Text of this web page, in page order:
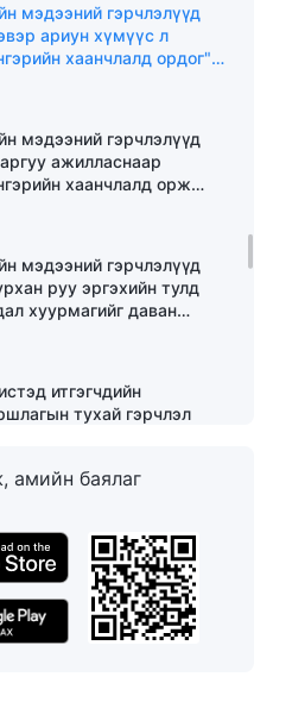
мэдээний гэрчлэлүүд
ариун хүмүүс л
хаанчлалд ордог"
мэдээний гэрчлэлүүд
ажилласнаар
хаанчлалд орж
мэдээний гэрчлэлүүд
руу эргэхийн тулд
хуурмагийг даван
итгэгчдийн
тухай гэрчлэл
тухай гэрчлэл
Бурхан хоёрын
одоо би ойлголоо”
итгэгчдийн
амийн баялаг